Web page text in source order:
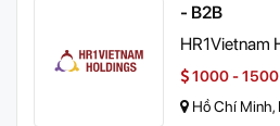
- B2B
HR1Vietnam
1000 - 1500
Hồ Chí Minh,